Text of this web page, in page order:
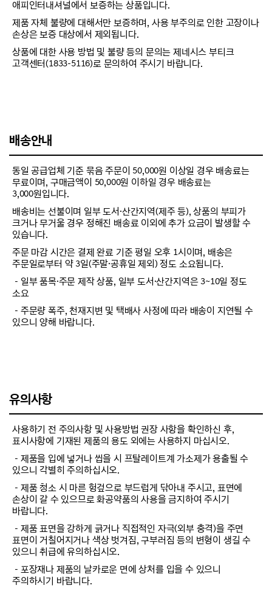
애피인터내셔널에서 보증하는 상품입니다.
제품 자체 불량에 대해서만 보증하며, 사용 부주의로 인한 고장이나
손상은 보증 대상에서 제외됩니다.
상품에 대한 사용 방법 및 불량 등의 문의는 제네시스 부티크
고객센터(1833-5116)로 문의하여 주시기 바랍니다.
배송안내
동일 공급업체 기준 묶음 주문이 50,000원 이상일 경우 배송료는
무료이며, 구매금액이 50,000원 이하일 경우 배송료는
3,000원입니다.
배송비는 선불이며 일부 도서·산간지역(제주 등), 상품의 부피가
크거나 무거울 경우 정해진 배송료 이외에 추가 요금이 발생할 수
있습니다.
주문 마감 시간은 결제 완료 기준 평일 오후 1시이며, 배송은
주문일로부터 약 3일(주말·공휴일 제외) 정도 소요됩니다.
－일부 품목·주문 제작 상품, 일부 도서·산간지역은 3~10일 정도
소요
－주문량 폭주, 천재지변 및 택배사 사정에 따라 배송이 지연될 수
있으니 양해 바랍니다.
유의사항
사용하기 전 주의사항 및 사용방법 권장 사항을 확인하신 후,
표시사항에 기재된 제품의 용도 외에는 사용하지 마십시오.
－제품을 입에 넣거나 씹을 시 프탈레이트계 가소제가 용출될 수
있으니 각별히 주의하십시오.
－제품 청소 시 마른 헝겊으로 부드럽게 닦아내 주시고, 표면에
손상이 갈 수 있으므로 화공약품의 사용을 금지하여 주시기
바랍니다.
－제품 표면을 강하게 긁거나 직접적인 자극(외부 충격)을 주면
표면이 거칠어지거나 색상 벗겨짐, 구부러짐 등의 변형이 생길 수
있으니 취급에 유의하십시오.
－포장재나 제품의 날카로운 면에 상처를 입을 수 있으니
주의하시기 바랍니다.